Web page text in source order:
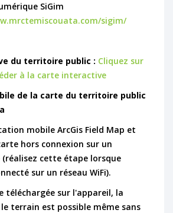
SiGim
sigim/
du territoire public : Cliquez sur
à la carte interactive
de la carte du territoire public
mobile ArcGis Field Map et
hors connexion sur un
cette étape lorsque
sur un réseau WiFi).
téléchargée sur l'appareil, la
terrain est possible même sans